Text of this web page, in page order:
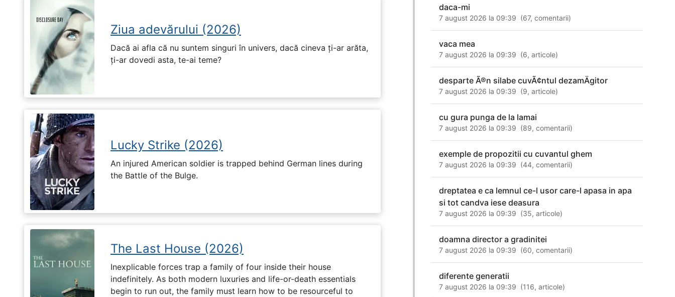
Ziua adevărului (2026)
Dacă ai afla că nu suntem singuri în univers, dacă cineva ți-ar arăta,
ți-ar dovedi asta, te-ai teme?
Lucky Strike (2026)
An injured American soldier is trapped behind German lines during
the Battle of the Bulge.
The Last House (2026)
Inexplicable forces trap a family of four inside their house
indefinitely. As both modern luxuries and life-or-death essentials
begin to run out, the family must learn how to be resourceful to
daca-mi
7 august 2026 la 09:39 (67,comentarii)
vaca mea
7 august 2026 la 09:39 (6,articole)
desparte Ã®n silabe cuvÃ¢ntul dezamÄgitor
7 august 2026 la 09:39 (9,articole)
cu gura punga de la lamai
7 august 2026 la 09:39 (89,comentarii)
exemple de propozitii cu cuvantul ghem
7 august 2026 la 09:39 (44,comentarii)
dreptatea e ca lemnul ce-l usor care-l apasa in apa
si tot candva iese deasura
7 august 2026 la 09:39 (35,articole)
doamna director a gradinitei
7 august 2026 la 09:39 (60,comentarii)
diferente generatii
7 august 2026 la 09:39 (116,articole)